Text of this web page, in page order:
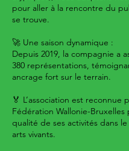
pour aller à la rencontre du
se trouve.
🚀 Une saison dynamique :
Depuis 2019, la compagnie a
380 représentations,
ancrage fort sur le terrain.
🏅 L’association est reconnue
Fédération Wallonie-Bruxelles
qualité de ses activités dans
arts vivants.